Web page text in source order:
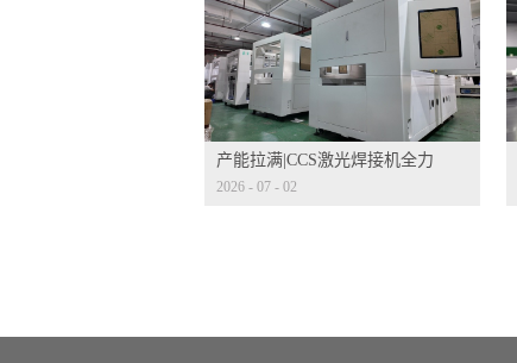
产能拉满|CCS激光焊接机全力
2026 - 07 - 02